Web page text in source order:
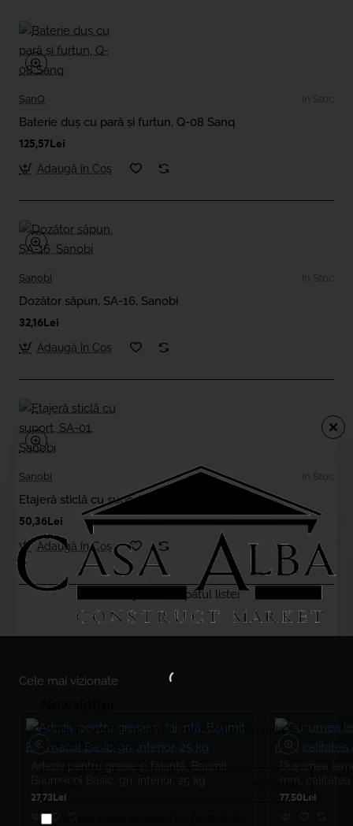
Ramai la curent cu noutatile si promotiile inscriindu-te la
newsletter-ul nostru
Trimite
Am citit şi sunt de acord cu
SanQ In Stoc
Baterie duș cu pară și furtun, Q-08 Sanq
125,57Lei
Adaugă în Coş
Sanobi In Stoc
Dozător săpun, SA-16, Sanobi
32,16Lei
Adaugă în Coş
Sanobi In Stoc
Etajeră sticlă cu suport, SA-01, Sanobi
50,36Lei
Adaugă în Coş
Ai ajuns la capătul listei
Cele mai vizionate
Adeziv pentru gresie și faianță, Baumit
Baumacol Basic, gri, interior, 25 kg
27,73Lei
Dușumea
mm,
77,50Lei